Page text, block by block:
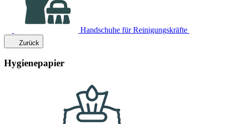
Handschuhe für Reinigungskräfte
Zurück
Hygienepapier